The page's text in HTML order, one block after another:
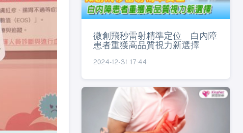
微創飛秒雷射精準定位 白內障
患者重獲高品質視力新選擇
2024-12-31 17:44